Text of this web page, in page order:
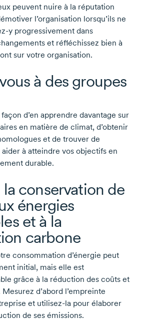
peuvent nuire à la réputation
l’organisation lorsqu’ils ne
yprogressivement dans
et réfléchissez bien à
sur votre organisation.
à des groupes
d’en apprendre davantage sur
en matière de climat, d’obtenir
et de trouver de
aider à atteindre vos objectifs en
durable.
la conservation de
énergies
et à la
carbone
consommation d’énergie peut
initial, mais elle est
grâce à la réduction des coûts et
Mesurez d’abord l’empreinte
et utilisez-la pour élaborer
de ses émissions.